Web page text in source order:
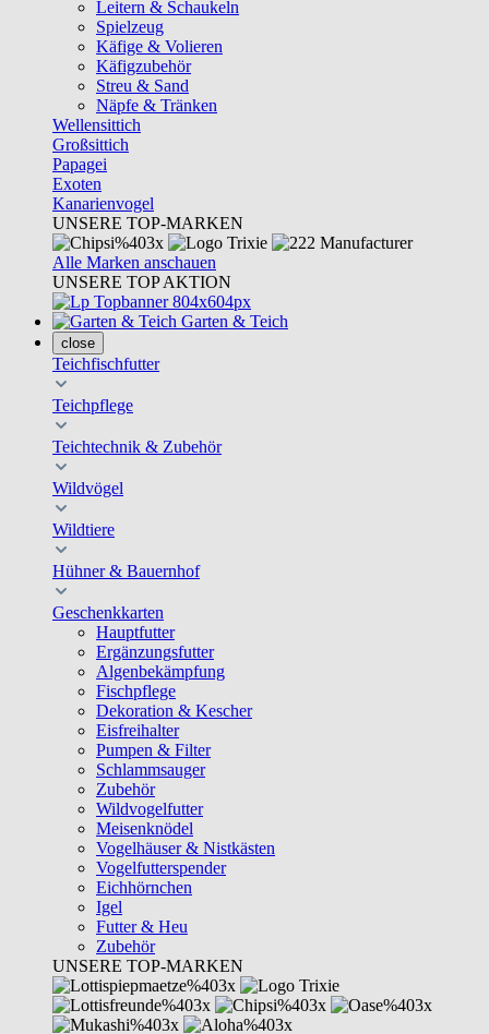
Leitern & Schaukeln
Spielzeug
Käfige & Volieren
Käfigzubehör
Streu & Sand
Näpfe & Tränken
Wellensittich
Großsittich
Papagei
Exoten
Kanarienvogel
UNSERE TOP-MARKEN
Alle Marken anschauen
UNSERE TOP AKTION
Garten & Teich
close
Teichfischfutter
Teichpflege
Teichtechnik & Zubehör
Wildvögel
Wildtiere
Hühner & Bauernhof
Geschenkkarten
Hauptfutter
Ergänzungsfutter
Algenbekämpfung
Fischpflege
Dekoration & Kescher
Eisfreihalter
Pumpen & Filter
Schlammsauger
Zubehör
Wildvogelfutter
Meisenknödel
Vogelhäuser & Nistkästen
Vogelfutterspender
Eichhörnchen
Igel
Futter & Heu
Zubehör
UNSERE TOP-MARKEN